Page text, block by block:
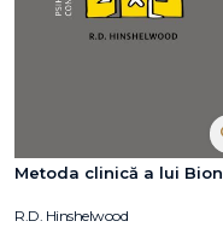
Metoda clinică a lui Bion
R.D. Hinshelwood